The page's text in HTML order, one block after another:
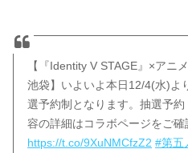
【『Identity V STAGE』×アニ
池袋】いよいよ本日12/4(水)よ
選予約制となります。抽選予
容の詳細はコラボページをご
https://t.co/9XuNMCfzZ2 #第五